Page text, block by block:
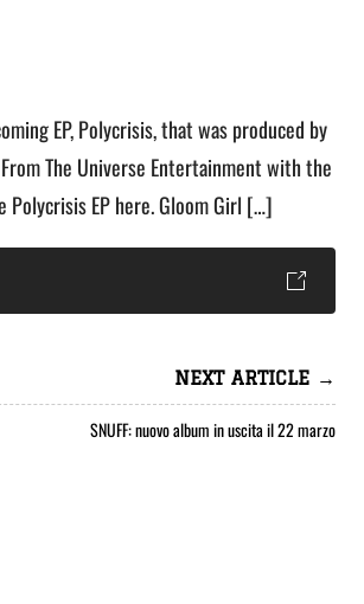
EP, Polycrisis, that was produced by
The Universe Entertainment with the
Polycrisis EP here. Gloom Girl […]
NEXT ARTICLE →
SNUFF: nuovo album in uscita il 22 marzo